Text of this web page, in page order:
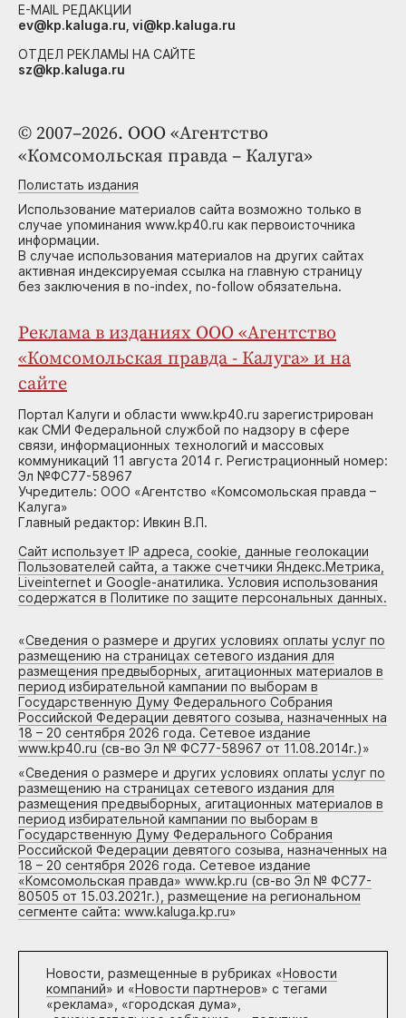
© 2007–2026. ООО «Агентство
«Комсомольская правда – Калуга»
Полистать издания
Использование материалов сайта возможно только в
случае упоминания www.kp40.ru как первоисточника
информации.
В случае использования материалов на других сайтах
активная индексируемая ссылка на главную страницу
без заключения в no-index, no-follow обязательна.
Реклама в изданиях ООО «Агентство
«Комсомольская правда - Калуга» и на
сайте
Портал Калуги и области www.kp40.ru зарегистрирован
как СМИ Федеральной службой по надзору в сфере
связи, информационных технологий и массовых
коммуникаций 11 августа 2014 г. Регистрационный номер:
Эл №ФС77-58967
Учредитель: ООО «Агентство «Комсомольская правда –
Калуга»
Главный редактор: Ивкин В.П.
Сайт использует IP адреса, cookie, данные геолокации
Пользователей сайта, а также счетчики Яндекс.Метрика,
Liveinternet и Google-анатилика. Условия использования
содержатся в Политике по защите персональных данных.
«Сведения о размере и других условиях оплаты услуг по
размещению на страницах сетевого издания для
размещения предвыборных, агитационных материалов в
период избирательной кампании по выборам в
Государственную Думу Федерального Собрания
Российской Федерации девятого созыва, назначенных на
18 – 20 сентября 2026 года. Сетевое издание
www.kp40.ru (св-во Эл № ФС77-58967 от 11.08.2014г.)»
«Сведения о размере и других условиях оплаты услуг по
размещению на страницах сетевого издания для
размещения предвыборных, агитационных материалов в
период избирательной кампании по выборам в
Государственную Думу Федерального Собрания
Российской Федерации девятого созыва, назначенных на
18 – 20 сентября 2026 года. Сетевое издание
«Комсомольская правда» www.kp.ru (св-во Эл № ФС77-
80505 от 15.03.2021г.), размещение на региональном
сегменте сайта: www.kaluga.kp.ru»
Новости, размещенные в рубриках «Новости
компаний» и «Новости партнеров» с тегами
«реклама», «городская дума»,
E-MAIL РЕДАКЦИИ
ev@kp.kaluga.ru, vi@kp.kaluga.ru
ОТДЕЛ РЕКЛАМЫ НА САЙТЕ
sz@kp.kaluga.ru